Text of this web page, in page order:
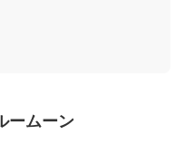
ームーン